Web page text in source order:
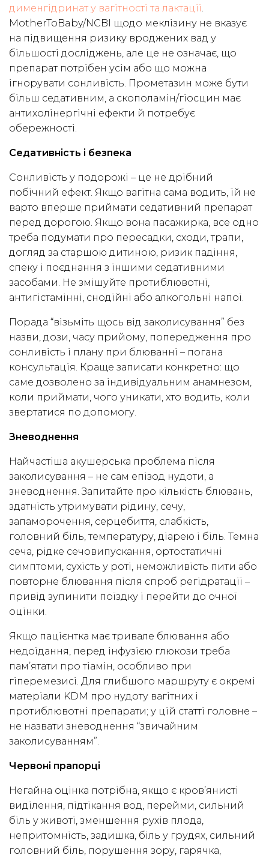
дименгідринат у вагітності та лактації.
MotherToBaby/NCBI щодо меклізину не вказує
на підвищення ризику вроджених вад у
більшості досліджень, але це не означає, що
препарат потрібен усім або що можна
ігнорувати сонливість. Прометазин може бути
більш седативним, а скополамін/гіосцин має
антихолінергічні ефекти й потребує
обережності.
Седативність і безпека
Сонливість у подорожі – це не дрібний
побічний ефект. Якщо вагітна сама водить, їй не
варто вперше приймати седативний препарат
перед дорогою. Якщо вона пасажирка, все одно
треба подумати про пересадки, сходи, трапи,
догляд за старшою дитиною, ризик падіння,
спеку і поєднання з іншими седативними
засобами. Не змішуйте протиблювотні,
антигістамінні, снодійні або алкогольні напої.
Порада “візьміть щось від заколисування” без
назви, дози, часу прийому, попередження про
сонливість і плану при блюванні – погана
консультація. Краще записати конкретно: що
саме дозволено за індивідуальним анамнезом,
коли приймати, чого уникати, хто водить, коли
звертатися по допомогу.
Зневоднення
Найчастіша акушерська проблема після
заколисування – не сам епізод нудоти, а
зневоднення. Запитайте про кількість блювань,
здатність утримувати рідину, сечу,
запаморочення, серцебиття, слабкість,
головний біль, температуру, діарею і біль. Темна
сеча, рідке сечовипускання, ортостатичні
симптоми, сухість у роті, неможливість пити або
повторне блювання після спроб регідратації –
привід зупинити поїздку і перейти до очної
оцінки.
Якщо пацієнтка має тривале блювання або
недоїдання, перед інфузією глюкози треба
пам’ятати про тіамін, особливо при
гіперемезисі. Для глибшого маршруту є окремі
матеріали KDM про нудоту вагітних і
протиблювотні препарати; у цій статті головне –
не назвати зневоднення “звичайним
заколисуванням”.
Червоні прапорці
Негайна оцінка потрібна, якщо є кров’янисті
виділення, підтікання вод, перейми, сильний
біль у животі, зменшення рухів плода,
непритомність, задишка, біль у грудях, сильний
головний біль, порушення зору, гарячка,